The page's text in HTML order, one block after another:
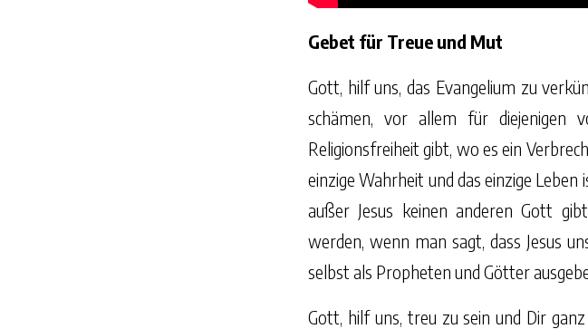
Gebet für Treue und Mut
Gott, hilf uns, das Evangelium zu
schämen, vor allem für diejenigen
Religionsfreiheit gibt, wo es ein
einzige Wahrheit und das einzige Leben
außer Jesus keinen anderen Gott
werden, wenn man sagt, dass Jesus
selbst als Propheten und Götter
Gott, hilf uns, treu zu sein und Dir